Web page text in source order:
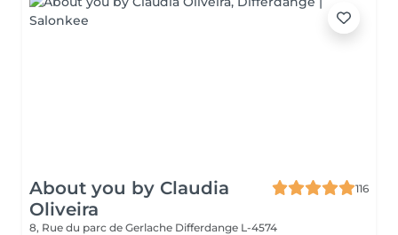
About you by Claudia
Oliveira
116
8, Rue du parc de Gerlache Differdange L-4574